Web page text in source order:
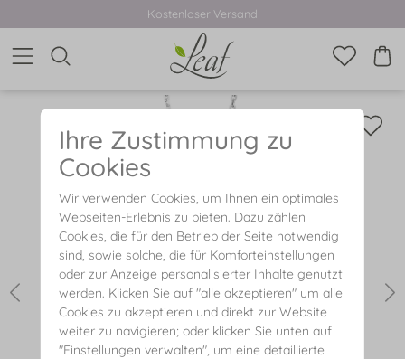
Kostenloser Versand
Ihre Zustimmung zu
Cookies
Wir verwenden Cookies, um Ihnen ein optimales
Webseiten-Erlebnis zu bieten. Dazu zählen
Cookies, die für den Betrieb der Seite notwendig
sind, sowie solche, die für Komforteinstellungen
oder zur Anzeige personalisierter Inhalte genutzt
werden. Klicken Sie auf "alle akzeptieren" um alle
Cookies zu akzeptieren und direkt zur Website
weiter zu navigieren; oder klicken Sie unten auf
"Einstellungen verwalten", um eine detaillierte